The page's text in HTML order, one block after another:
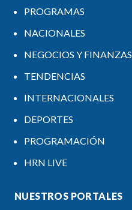
PROGRAMAS
NACIONALES
NEGOCIOS Y FINANZAS
TENDENCIAS
INTERNACIONALES
DEPORTES
PROGRAMACIÓN
HRN LIVE
NUESTROS PORTALES